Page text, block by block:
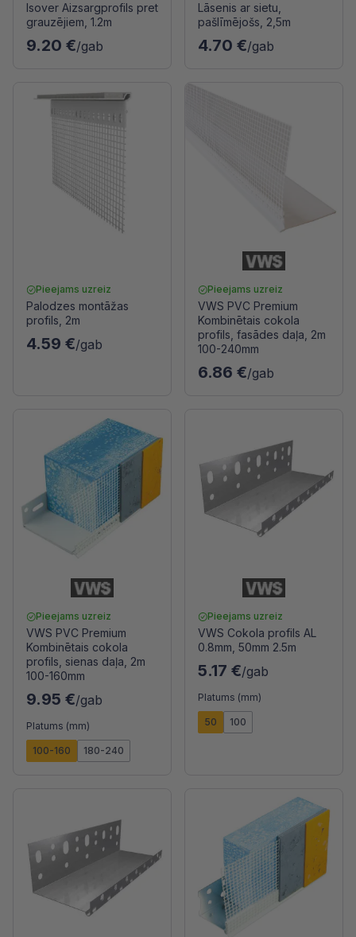
Isover Aizsargprofils pret
grauzējiem, 1.2m
9.20 €/gab
Lāsenis ar sietu,
pašlīmējošs, 2,5m
4.70 €/gab
Pieejams uzreiz
Palodzes montāžas
profils, 2m
4.59 €/gab
Pieejams uzreiz
VWS PVC Premium
Kombinētais cokola
profils, fasādes daļa, 2m
100-240mm
6.86 €/gab
Pieejams uzreiz
VWS PVC Premium
Kombinētais cokola
profils, sienas daļa, 2m
100-160mm
9.95 €/gab
Platums (mm)
100-160 180-240
Pieejams uzreiz
VWS Cokola profils AL
0.8mm, 50mm 2.5m
5.17 €/gab
Platums (mm)
50 100